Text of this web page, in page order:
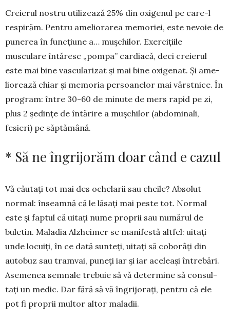
Creierul nostru utilizează 25% din oxigenul pe care-l
respirăm. Pentru ameliorarea memoriei, este nevoie de
punerea în func­țiune a… mușchilor. Exer­ci­țiile
musculare în­tăresc „pompa” cardiacă, deci cre­ierul
este mai bine vascularizat și mai bine oxi­genat. Și ame­
liorează chiar și memoria per­soanelor mai vârst­­nice. În
pro­gram: între 30-60 de minute de mers rapid pe zi,
plus 2 ședințe de întă­rire a mușchilor (abdo­mi­nali,
fesieri) pe săptă­mâ­nă.
* Să ne îngrijorăm doar când e cazul
Vă căutați tot mai des ochelarii sau cheile? Absolut
normal: în­seamnă că le lăsați mai peste tot. Normal
este și faptul că uitați nume proprii sau numărul de
buletin. Ma­ladia Alzheimer se manifestă altfel: uitați
unde locuiți, în ce dată sunteți, uitați să co­borâți din
autobuz sau tramvai, puneți iar și iar aceleași întrebări.
Aseme­nea sem­na­le tre­buie să vă de­termine să consul­
tați un me­dic. Dar fără să vă îngrijo­rați, pen­tru că ele
pot fi pro­prii multor al­tor ma­ladii.